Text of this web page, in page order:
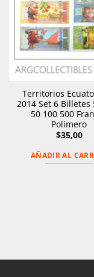
Territorios
2014 Set 6 Billetes
50 100 500
Polimero
$35,00
AÑADIR AL